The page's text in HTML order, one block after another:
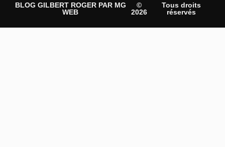
BLOG GILBERT ROGER PAR MG
WEB
©
2026
Tous droits
réservés